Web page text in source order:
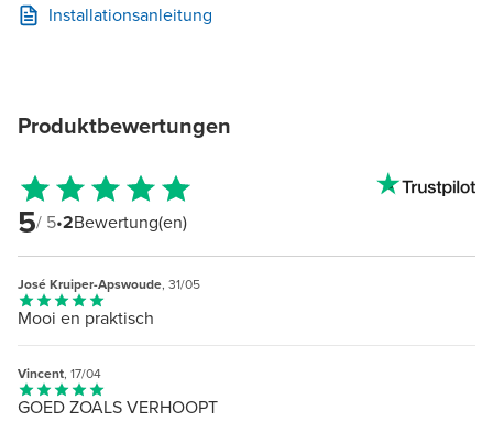
Installationsanleitung
Produktbewertungen
5/ 5•2Bewertung(en)
José Kruiper-Apswoude, 31/05
Mooi en praktisch
Vincent, 17/04
GOED ZOALS VERHOOPT